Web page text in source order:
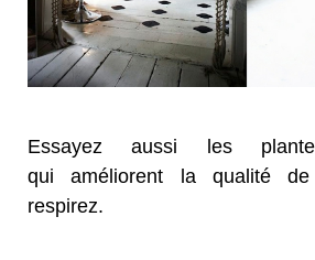
Essayez aussi les
qui améliorent la qualité
respirez.